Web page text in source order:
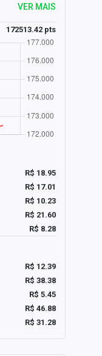
VER MAIS
172513.42 pts
R$ 18.95
R$ 17.01
R$ 10.23
R$ 21.60
R$ 8.28
R$ 12.39
R$ 38.38
R$ 5.45
R$ 46.88
R$ 31.28